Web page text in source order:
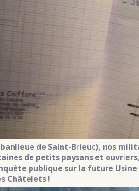
de Saint-Brieuc), nos
de petits paysans et
publique sur la future Usine
Châtelets !